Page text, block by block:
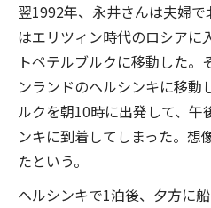
翌1992年、永井さんは夫婦
はエリツィン時代のロシアに
トペテルブルクに移動した。
ンランドのヘルシンキに移動
ルクを朝10時に出発して、午
ンキに到着してしまった。想
たという。
ヘルシンキで1泊後、夕方に